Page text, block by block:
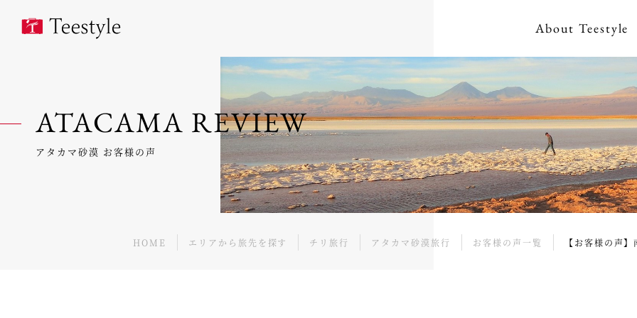
About Teestyle
ATACAMA REVIEW
アタカマ砂漠 お客様の声
HOME エリアから旅先を探す チリ旅行 アタカマ砂漠旅行 お客様の声一覧 【お客様の声